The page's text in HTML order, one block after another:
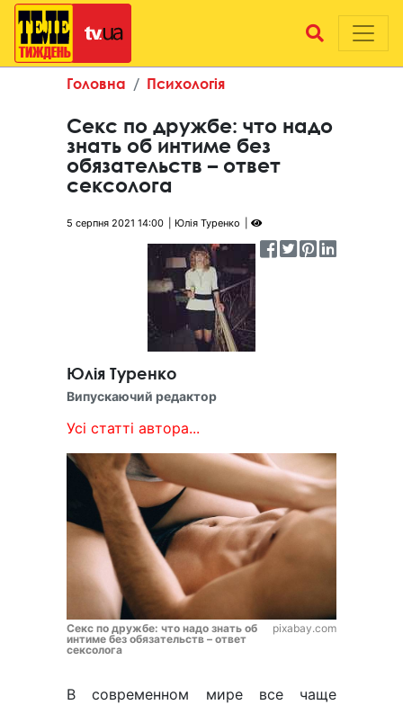
Головна Психологія
Секс по дружбе: что надо
знать об интиме без
обязательств – ответ
сексолога
5 серпня 2021 14:00 Юлія Туренко
Юлія Туренко
Випускаючий редактор
Усі статті автора...
Секс по дружбе: что надо знать об
интиме без обязательств – ответ
сексолога
pixabay.com
В современном мире все чаще